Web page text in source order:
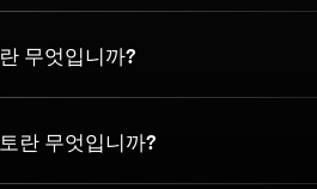
무엇입니까?
란 무엇입니까?